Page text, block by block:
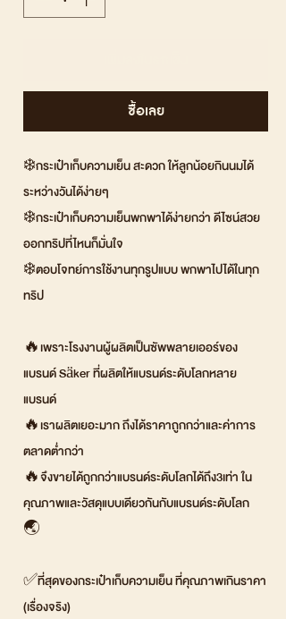
ซื้อเลย
❄️กระเป๋าเก็บความเย็น สะดวก ให้ลูกน้อยกินนมได้
ระหว่างวันได้ง่ายๆ
❄️กระเป๋าเก็บความเย็นพกพาได้ง่ายกว่า ดีไซน์สวย
ออกทริปที่ไหนก็มั่นใจ
❄️ตอบโจทย์การใช้งานทุกรูปแบบ พกพาไปได้ในทุก
ทริป
🔥เพราะโรงงานผู้ผลิตเป็นซัพพลายเออร์ของ
แบรนด์ Säker ที่ผลิตให้แบรนด์ระดับโลกหลาย
แบรนด์
🔥เราผลิตเยอะมาก ถึงได้ราคาถูกกว่าและค่าการ
ตลาดต่ำกว่า
🔥จึงขายได้ถูกกว่าแบรนด์ระดับโลกได้ถึง3เท่า ใน
คุณภาพและวัสดุแบบเดียวกันกับแบรนด์ระดับโลก
🌏
✅ที่สุดของกระเป๋าเก็บความเย็น ที่คุณภาพเกินราคา
(เรื่องจริง)